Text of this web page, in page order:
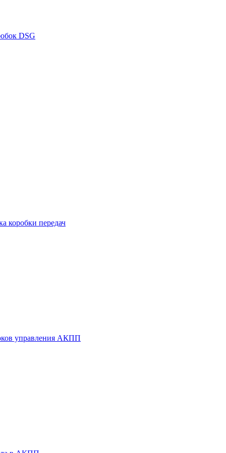
DSG
коробки передач
управления АКПП